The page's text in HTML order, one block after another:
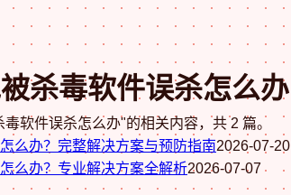
杀毒软件误杀怎么办
软件误杀怎么办"的相关内容，共 2 篇。
么办？完整解决方案与预防指南2026-07-20
么办？专业解决方案全解析2026-07-07